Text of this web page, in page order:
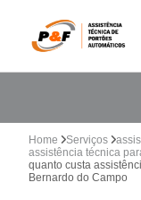
Home Serviços
assistência técnica
quanto custa
Bernardo do Campo